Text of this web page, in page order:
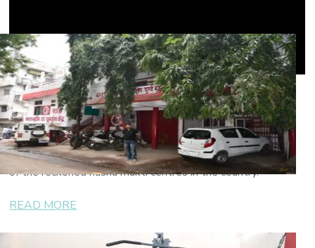
Powered by our expertise and competence,
“Shuddhi Nasha Mukti Kendra Bhopal” has become one
of the reckoned nasha mukti centres in the country.
READ MORE
Treating a drug addict is a difficult task right from the